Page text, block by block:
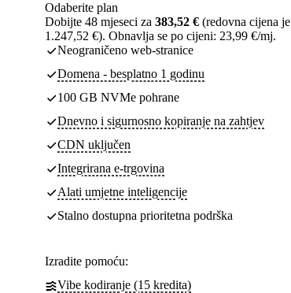
Odaberite plan
Dobijte 48 mjeseci za 383,52 € (redovna cijena je
1.247,52 €). Obnavlja se po cijeni: 23,99 €/mj.
Neograničeno web-stranice
Domena - besplatno 1 godinu
100 GB NVMe pohrane
Dnevno i sigurnosno kopiranje na zahtjev
CDN uključen
Integrirana e-trgovina
Alati umjetne inteligencije
Stalno dostupna prioritetna podrška
Izradite pomoću:
Vibe kodiranje (15 kredita)